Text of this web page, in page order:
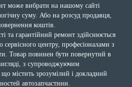
може вибрати на нашому сайті
суму. Або на розсуд продавця,
коштів.
та гарантійний ремонт здійснюється
центру, професіоналами з
Товар повинен бути повернутий в
з супроводжуючим
містить зрозумілий і докладний
автозапчастини.